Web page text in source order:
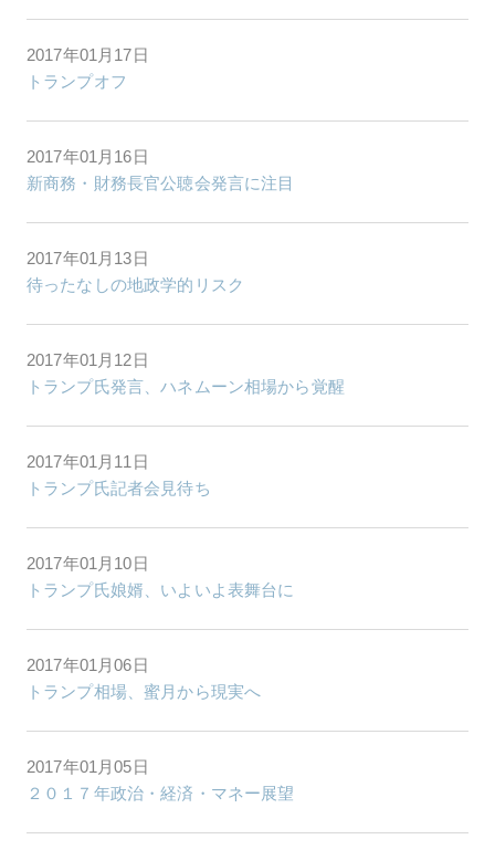
2017年01月17日
トランプオフ
2017年01月16日
新商務・財務長官公聴会発言に注目
2017年01月13日
待ったなしの地政学的リスク
2017年01月12日
トランプ氏発言、ハネムーン相場から覚醒
2017年01月11日
トランプ氏記者会見待ち
2017年01月10日
トランプ氏娘婿、いよいよ表舞台に
2017年01月06日
トランプ相場、蜜月から現実へ
2017年01月05日
２０１７年政治・経済・マネー展望